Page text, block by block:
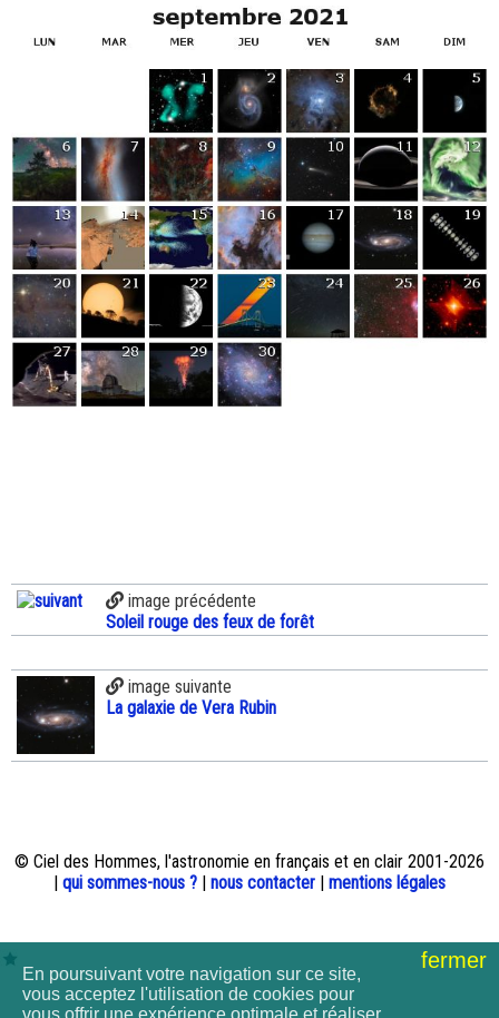
image précédente
Soleil rouge des feux de forêt
image suivante
La galaxie de Vera Rubin
© Ciel des Hommes, l'astronomie en français et en clair 2001-2026
qui sommes-nous ? nous contacter mentions légales
fermer
En poursuivant votre navigation sur ce site,
vous acceptez l'utilisation de cookies pour
vous offrir une expérience optimale et réaliser